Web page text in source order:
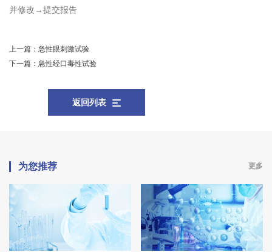
并修改→提交报告
上一篇： 急性眼刺激试验
下一篇： 急性经口毒性试验
返回列表
为您推荐 更多